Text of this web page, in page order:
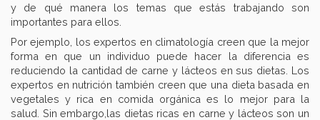
y de qué manera los temas que estás trabajando son
importantes para ellos.
Por ejemplo, los expertos en climatología creen que la mejor
forma en que un individuo puede hacer la diferencia es
reduciendo la cantidad de carne y lácteos en sus dietas. Los
expertos en nutrición también creen que una dieta basada en
vegetales y rica en comida orgánica es lo mejor para la
salud. Sin embargo,las dietas ricas en carne y lácteos son un